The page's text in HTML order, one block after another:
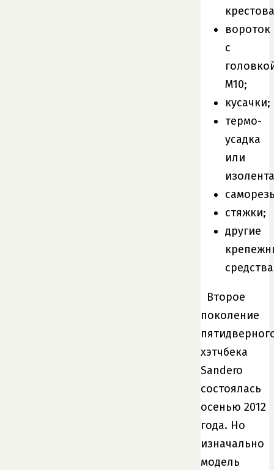
вороток
с
М10;
кусачки;
термо-
усадка
или
стяжки;
другие
Второе
поколение
хэтчбека
Sandero
состоялась
осенью 2012
года. Но
изначально
модель